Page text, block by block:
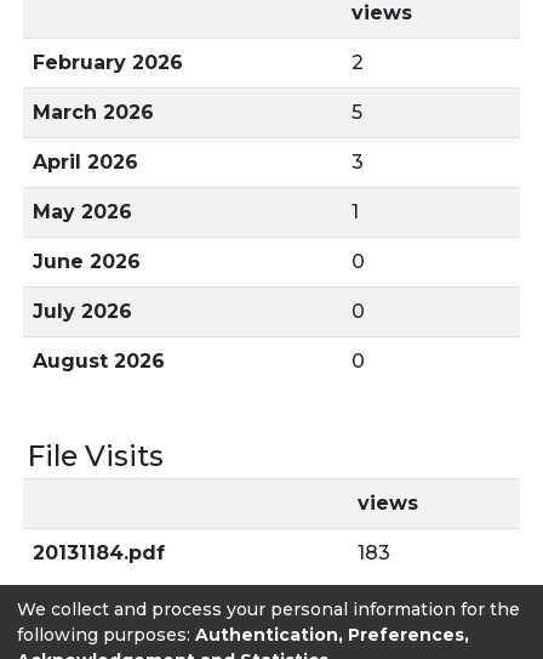
views
February 2026 2
March 2026 5
April 2026 3
May 2026 1
June 2026 0
July 2026 0
August 2026 0
File Visits
views
20131184.pdf 183
We collect and process your personal information for the
following purposes: Authentication, Preferences,